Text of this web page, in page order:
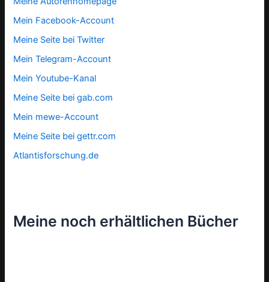
Mein Facebook-Account
Meine Seite bei Twitter
Mein Telegram-Account
Mein Youtube-Kanal
Meine Seite bei gab.com
Mein mewe-Account
Meine Seite bei gettr.com
Atlantisforschung.de
Meine noch erhältlichen Bücher